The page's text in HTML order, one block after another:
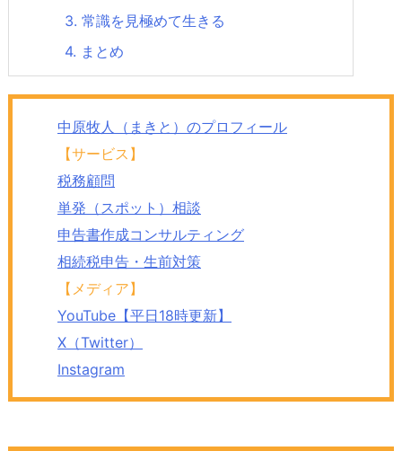
3. 常識を見極めて生きる
4. まとめ
中原牧人（まきと）のプロフィール
【サービス】
税務顧問
単発（スポット）相談
申告書作成コンサルティング
相続税申告・生前対策
【メディア】
YouTube【平日18時更新】
X（Twitter）
Instagram